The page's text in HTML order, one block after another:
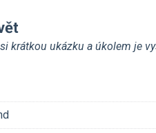
krátkou ukázku a úkolem je